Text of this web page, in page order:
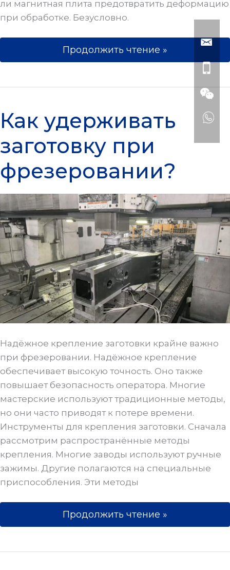
ли магнитная плита предотвратить деформацию
при обработке. Безусловно.
Продолжить чтение »
Как удерживать
заготовку при
фрезеровании?
Надёжное крепление заготовки крайне важно
при фрезеровании. Надёжное крепление
обеспечивает высокую точность. Оно также
повышает безопасность оператора. Многие
мастерские используют традиционные методы,
но они часто приводят к потере времени.
Инструменты для крепления заготовки. Сначала
рассмотрим распространённые методы
крепления. Многие заводы используют ручные
зажимы. Другие полагаются на специальные
приспособления. Эти методы
Как удерживать заготовку при
Продолжить чтение »